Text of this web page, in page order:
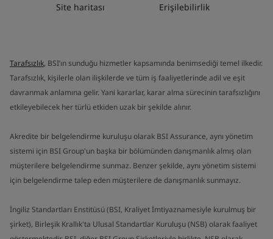
Site haritası Erişilebilirlik
Tarafsızlık, BSI’ın sunduğu hizmetler kapsamında benimsediği temel ilkedir.
Tarafsızlık, kişilerle olan ilişkilerde ve tüm iş faaliyetlerinde adil ve eşit
davranmak anlamına gelir. Yani kararlar, karar alma sürecinin tarafsızlığını
etkileyebilecek her türlü etkiden uzak bir şekilde alınır.
Akredite bir belgelendirme kuruluşu olarak BSI Assurance, aynı yönetim
sistemi için BSI Group'un başka bir bölümünden danışmanlık almış olan
müşterilere belgelendirme sunmaz. Benzer şekilde, aynı yönetim sistemi
için belgelendirme talep eden müşterilere de danışmanlık sunmayız.
İngiliz Standartları Enstitüsü (BSI, Kraliyet İmtiyaznamesiyle kurulmuş bir
şirket), Birleşik Krallık'ta Ulusal Standartlar Kuruluşu (NSB) olarak faaliyet